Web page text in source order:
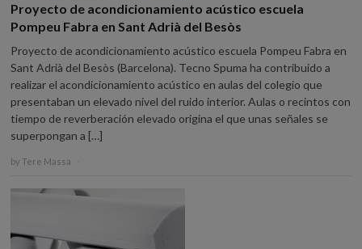
Proyecto de acondicionamiento acústico escuela
Pompeu Fabra en Sant Adrià del Besòs
Proyecto de acondicionamiento acústico escuela Pompeu Fabra en
Sant Adrià del Besòs (Barcelona). Tecno Spuma ha contribuido a
realizar el acondicionamiento acústico en aulas del colegio que
presentaban un elevado nivel del ruido interior. Aulas o recintos con
tiempo de reverberación elevado origina el que unas señales se
superpongan a […]
by Tere Massa